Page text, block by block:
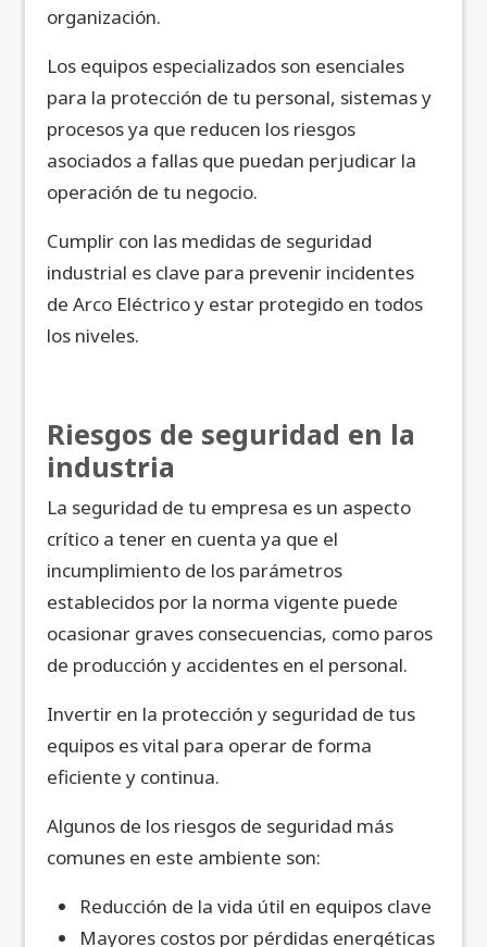
organización.
Los equipos especializados son esenciales
para la protección de tu personal, sistemas y
procesos ya que reducen los riesgos
asociados a fallas que puedan perjudicar la
operación de tu negocio.
Cumplir con las medidas de seguridad
industrial es clave para prevenir incidentes
de Arco Eléctrico y estar protegido en todos
los niveles.
Riesgos de seguridad en la
industria
La seguridad de tu empresa es un aspecto
crítico a tener en cuenta ya que el
incumplimiento de los parámetros
establecidos por la norma vigente puede
ocasionar graves consecuencias, como paros
de producción y accidentes en el personal.
Invertir en la protección y seguridad de tus
equipos es vital para operar de forma
eficiente y continua.
Algunos de los riesgos de seguridad más
comunes en este ambiente son:
Reducción de la vida útil en equipos clave
Mayores costos por pérdidas energéticas